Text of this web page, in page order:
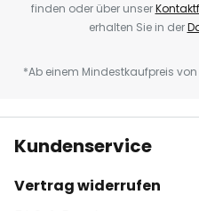
finden oder über unser
erhalten Sie in der
*Ab einem Mindestkaufpreis
Kundenservice
Vertrag widerrufen